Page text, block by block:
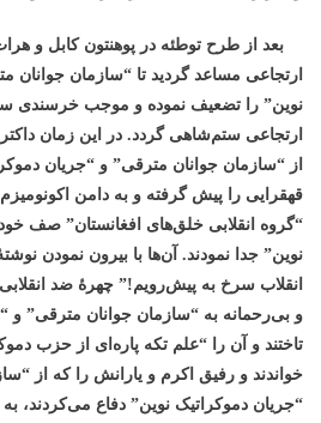
بعد از طرح توطئه در پوهنتون کابل و هرات
ارتجاعی مساعد گردید تا “سازمان جوانان
نوین” را تضعیف نموده و موجب خرسندی
ارتجاعی ستم‌شاهی گردد. در این زمان داکتر
از “سازمان جوانان مترقی” و “جریان
قهقرایی را پیش گرفته و به دامن
“گروه انقلابی خلق‌های افغانستان” صف
نوین” جدا نمودند. آن‌ها با بیرون نمودن
انقلاب سرخ به پیش‌رویم!” چهرۀ ضد
و بی‌رحمانه به “سازمان جوانان مترقی” و
تاختند و آن‌ را “علم تکه پاره‌ای از حزب
خواندند و رفیق اکرم و یارانش را که از
“جریان دموکراتیک نوین” دفاع می‌کردند،